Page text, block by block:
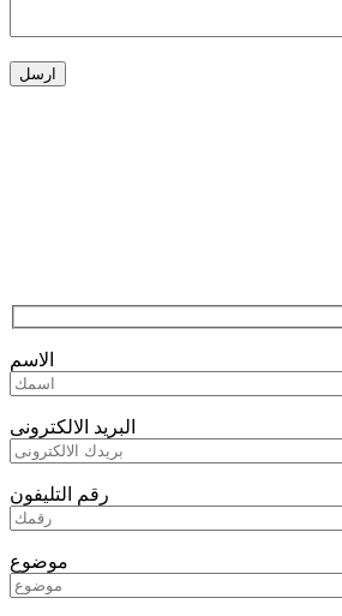
الاسم
البريد الالكترونى
رقم التليفون
موضوع